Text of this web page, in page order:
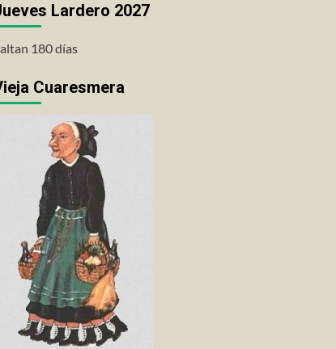
Lardero 2027
180 días
Cuaresmera